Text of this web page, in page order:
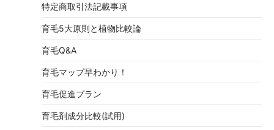
特定商取引法記載事項
育毛5大原則と植物比較論
育毛Q&A
育毛マップ早わかり！
育毛促進プラン
育毛剤成分比較(試用)